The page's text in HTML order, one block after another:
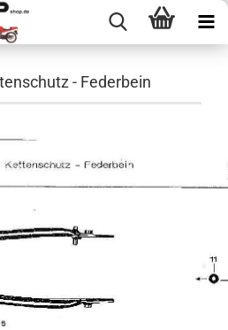
- Federbein